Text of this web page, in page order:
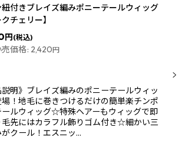
紐付きブレイズ編みポニーテールウィッグ
クチェリー】
円(税込)
価格: 2,420円
説明》ブレイズ編みのポニーテールウィッ
場！地毛に巻きつけるだけの簡単楽チンポ
ールウィッグ☆特殊ヘアーもウィッグで即
先にはカラフル飾りゴム付き☆細かい三
がクール！エスニッ…